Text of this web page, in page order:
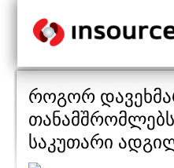
როგორ
თანამშრომლებს
საკუთარი